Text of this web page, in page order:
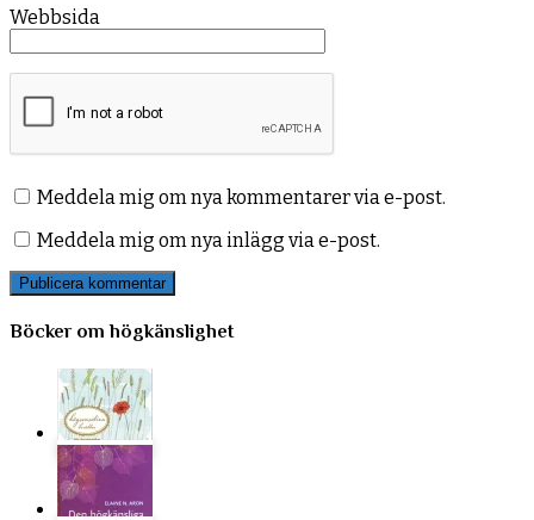
Webbsida
Meddela mig om nya kommentarer via e-post.
Meddela mig om nya inlägg via e-post.
Böcker om högkänslighet